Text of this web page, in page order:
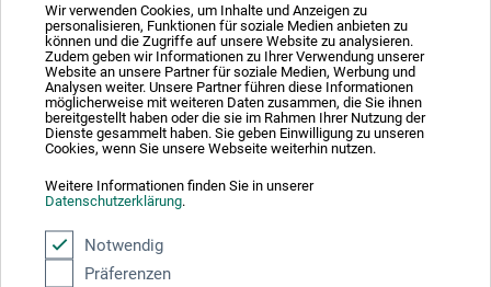
Wir verwenden Cookies, um Inhalte und Anzeigen zu
personalisieren, Funktionen für soziale Medien anbieten zu
können und die Zugriffe auf unsere Website zu analysieren.
Zudem geben wir Informationen zu Ihrer Verwendung unserer
Website an unsere Partner für soziale Medien, Werbung und
Analysen weiter. Unsere Partner führen diese Informationen
möglicherweise mit weiteren Daten zusammen, die Sie ihnen
bereitgestellt haben oder die sie im Rahmen Ihrer Nutzung der
Dienste gesammelt haben. Sie geben Einwilligung zu unseren
Cookies, wenn Sie unsere Webseite weiterhin nutzen.
Weitere Informationen finden Sie in unserer
Datenschutzerklärung.
Notwendig
Präferenzen
1
Absolut sikker
Betalingsmetoder